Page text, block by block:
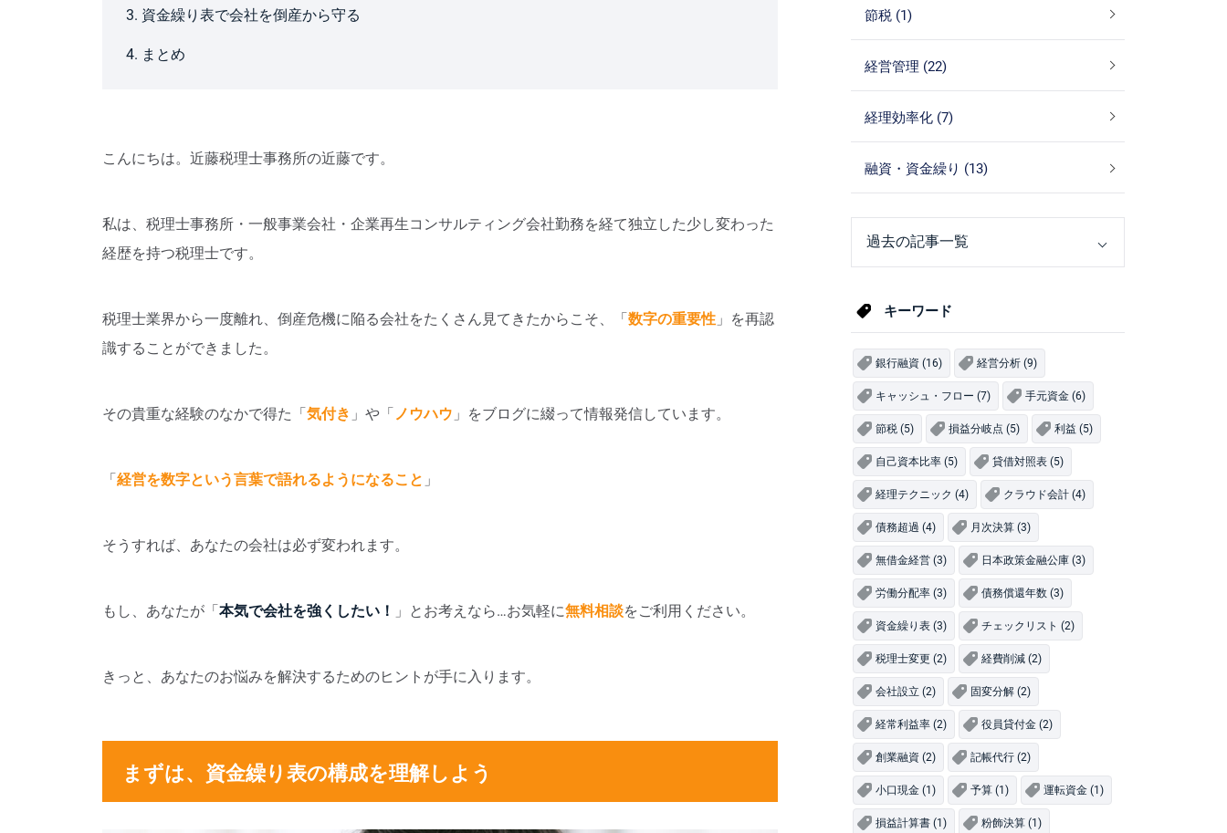
3. 資金繰り表で会社を倒産から守る
4. まとめ
こんにちは。近藤税理士事務所の近藤です。
私は、税理士事務所・一般事業会社・企業再生コンサルティング会社勤務を経て独立した少し変わった
経歴を持つ税理士です。
税理士業界から一度離れ、倒産危機に陥る会社をたくさん見てきたからこそ、「数字の重要性 」を再認
識することができました。
その貴重な経験のなかで得た「気付き 」や「 ノウハウ 」をブログに綴って情報発信しています。
「経営を数字という言葉で語れるようになること 」
そうすれば、あなたの会社は必ず変われます。
もし、あなたが「本気で会社を強くしたい！ 」とお考えなら…お気軽に無料相談をご利用ください。
きっと、あなたのお悩みを解決するためのヒントが手に入ります。
まずは、資金繰り表の構成を理解しよう
節税 (1)
経営管理 (22)
経理効率化 (7)
融資・資金繰り (13)
キーワード
銀行融資 (16) 経営分析 (9)
キャッシュ・フロー (7) 手元資金 (6)
節税 (5) 損益分岐点 (5) 利益 (5)
自己資本比率 (5) 貸借対照表 (5)
経理テクニック (4) クラウド会計 (4)
債務超過 (4) 月次決算 (3)
無借金経営 (3) 日本政策金融公庫 (3)
労働分配率 (3) 債務償還年数 (3)
資金繰り表 (3) チェックリスト (2)
税理士変更 (2) 経費削減 (2)
会社設立 (2) 固変分解 (2)
経常利益率 (2) 役員貸付金 (2)
創業融資 (2) 記帳代行 (2)
小口現金 (1) 予算 (1) 運転資金 (1)
損益計算書 (1) 粉飾決算 (1)